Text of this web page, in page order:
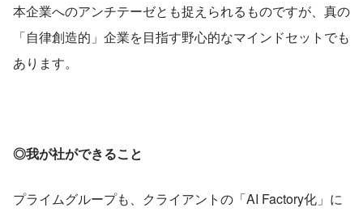
本企業へのアンチテーゼとも捉えられるものですが、真の
「自律創造的」企業を目指す野心的なマインドセットでも
あります。
◎我が社ができること
プライムグループも、クライアントの「AI Factory化」に